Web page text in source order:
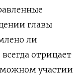
главы
ли
отрицает
участии